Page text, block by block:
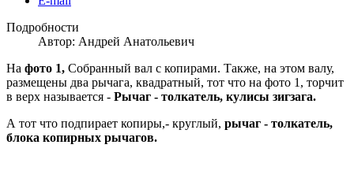
Подробности
Автор: Андрей Анатольевич
На фото 1, Собранный вал с копирами. Также, на этом валу,
размещены два рычага, квадратный, тот что на фото 1, торчит
в верх называется - Рычаг - толкатель, кулисы зигзага.
А тот что подпирает копиры,- круглый, рычаг - толкатель,
блока копирных рычагов.